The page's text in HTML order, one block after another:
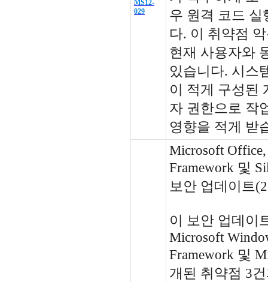
MS12-
029
우 원격 코드 실
다. 이 취약점
현재 사용자와
있습니다. 시스
이 적게 구성된
자 권한으로 작
영향을 적게 받
Microsoft
Framework 및
보안 업데이트
이 보안 업데이
Microsoft
Framework 및
개된 취약점 3